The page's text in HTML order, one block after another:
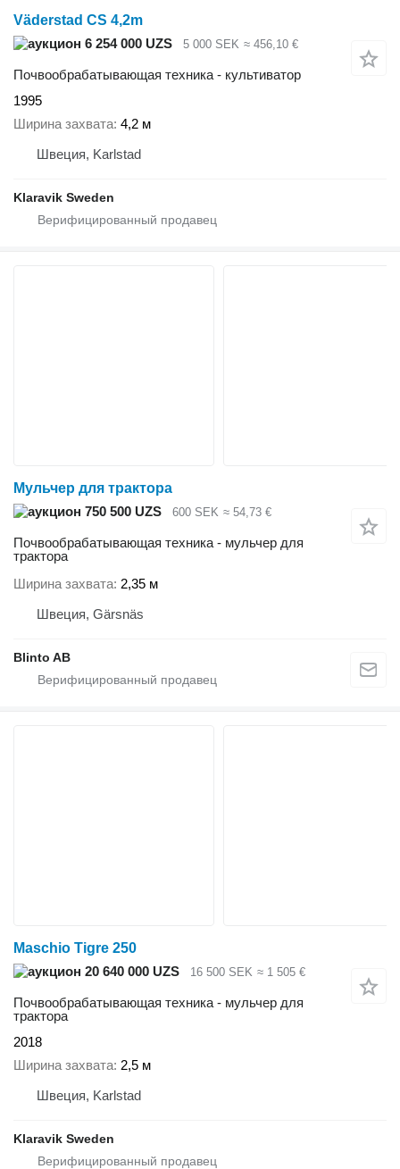
Väderstad CS 4,2m
6 254 000 UZS
5 000 SEK ≈ 456,10 €
Почвообрабатывающая техника - культиватор
1995
Ширина захвата 4,2 м
Швеция, Karlstad
Klaravik Sweden
Мульчер для трактора
750 500 UZS
600 SEK ≈ 54,73 €
Почвообрабатывающая техника - мульчер для
трактора
Ширина захвата 2,35 м
Швеция, Gärsnäs
Blinto AB
Maschio Tigre 250
20 640 000 UZS
16 500 SEK ≈ 1 505 €
Почвообрабатывающая техника - мульчер для
трактора
2018
Ширина захвата 2,5 м
Швеция, Karlstad
Klaravik Sweden